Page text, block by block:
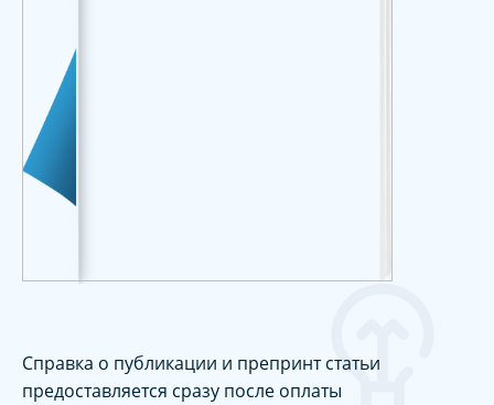
Справка о публикации и препринт статьи
предоставляется сразу после оплаты